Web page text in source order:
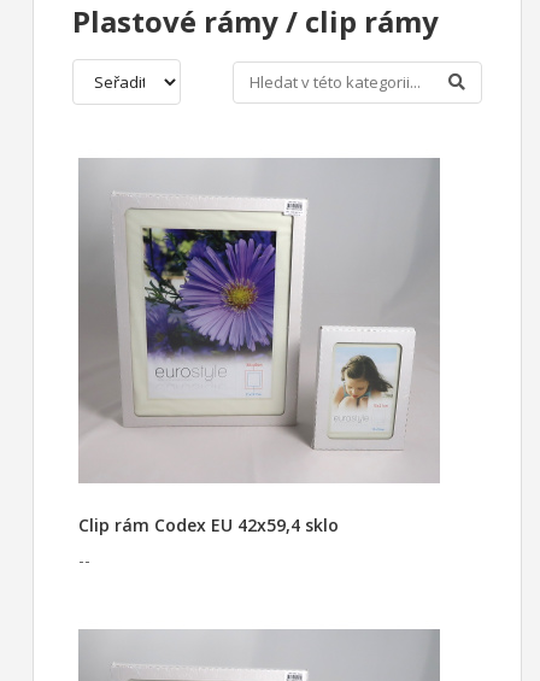
Plastové rámy / clip rámy
Clip rám Codex EU 42x59,4 sklo
--